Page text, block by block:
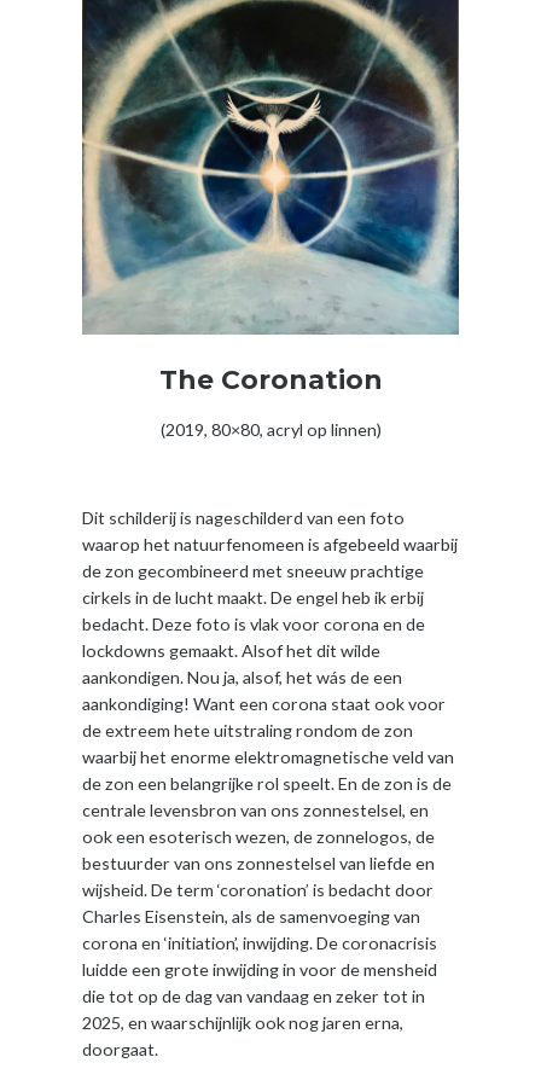
The Coronation
(2019, 80×80, acryl op linnen)
Dit schilderij is nageschilderd van een foto
waarop het natuurfenomeen is afgebeeld waarbij
de zon gecombineerd met sneeuw prachtige
cirkels in de lucht maakt. De engel heb ik erbij
bedacht. Deze foto is vlak voor corona en de
lockdowns gemaakt. Alsof het dit wilde
aankondigen. Nou ja, alsof, het wás de een
aankondiging! Want een corona staat ook voor
de extreem hete uitstraling rondom de zon
waarbij het enorme elektromagnetische veld van
de zon een belangrijke rol speelt. En de zon is de
centrale levensbron van ons zonnestelsel, en
ook een esoterisch wezen, de zonnelogos, de
bestuurder van ons zonnestelsel van liefde en
wijsheid. De term ‘coronation’ is bedacht door
Charles Eisenstein, als de samenvoeging van
corona en ‘initiation’, inwijding. De coronacrisis
luidde een grote inwijding in voor de mensheid
die tot op de dag van vandaag en zeker tot in
2025, en waarschijnlijk ook nog jaren erna,
doorgaat.